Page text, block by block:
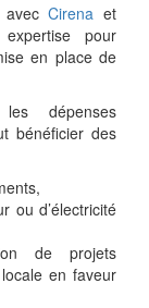
avecCirena et
pour
en place de
dépenses
bénéficier des
ou d’électricité
de projets
en faveur